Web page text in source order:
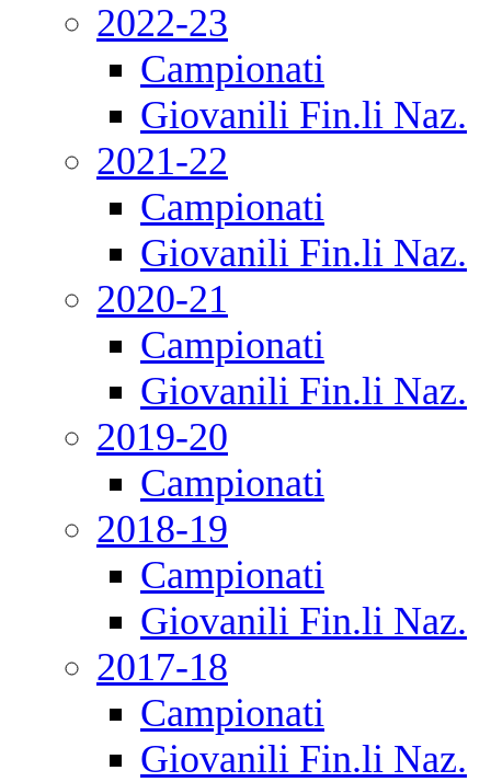
2022-23
Campionati
Giovanili Fin.li Naz.
2021-22
Campionati
Giovanili Fin.li Naz.
2020-21
Campionati
Giovanili Fin.li Naz.
2019-20
Campionati
2018-19
Campionati
Giovanili Fin.li Naz.
2017-18
Campionati
Giovanili Fin.li Naz.